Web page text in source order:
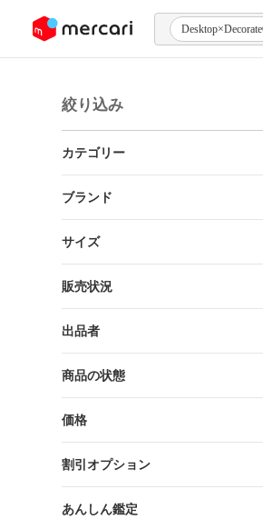
ツにスキップ
絞り込み
カテゴリー
ブランド
サイズ
販売状況
出品者
商品の状態
価格
割引オプション
あんしん鑑定